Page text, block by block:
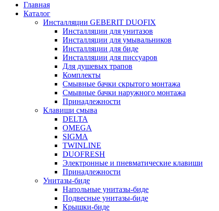
Главная
Каталог
Инсталляции GEBERIT DUOFIX
Инсталляции для унитазов
Инсталляции для умывальников
Инсталляции для биде
Инсталляции для писсуаров
Для душевых трапов
Комплекты
Смывные бачки скрытого монтажа
Смывные бачки наружного монтажа
Принадлежности
Клавиши смыва
DELTA
OMEGA
SIGMA
TWINLINE
DUOFRESH
Электронные и пневматические клавиши
Принадлежности
Унитазы-биде
Напольные унитазы-биде
Подвесные унитазы-биде
Крышки-биде